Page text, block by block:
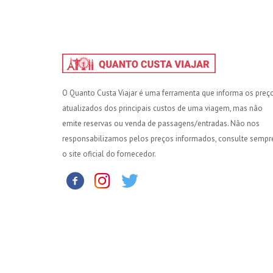
O Quanto Custa Viajar é uma ferramenta que informa os
atualizados dos principais custos de uma viagem, mas não
emite reservas ou venda de passagens/entradas. Não nos
responsabilizamos pelos preços informados, consulte
o site oficial do fornecedor.